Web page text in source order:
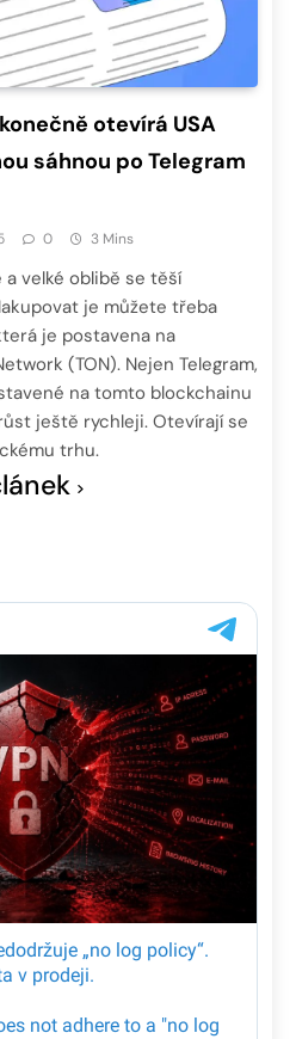
otevírá USA
sáhnou po Telegram
0 3 Mins
velké oblibě se těší
je můžete třeba
je postavena na
(TON). Nejen Telegram,
na tomto blockchainu
ještě rychleji. Otevírají se
trhu.